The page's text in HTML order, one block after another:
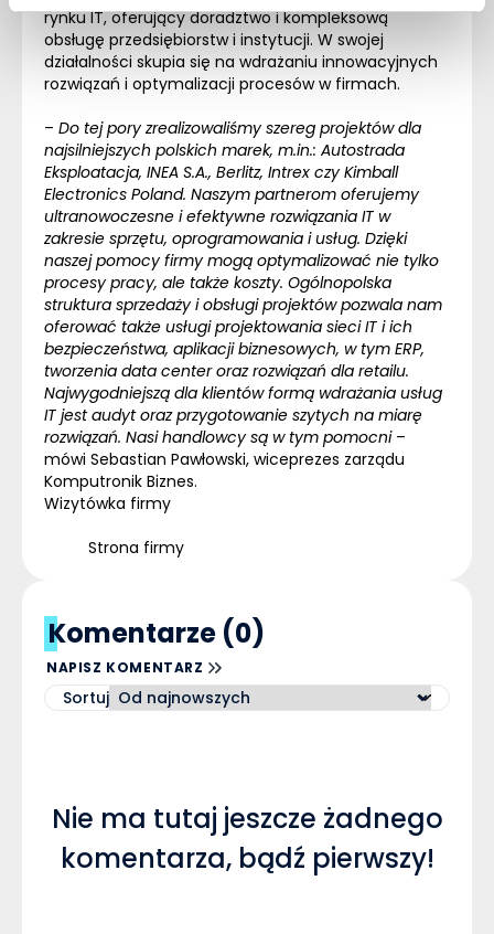
rynku IT, oferujący doradztwo i kompleksową
obsługę przedsiębiorstw i instytucji. W swojej
działalności skupia się na wdrażaniu innowacyjnych
rozwiązań i optymalizacji procesów w firmach.
– Do tej pory zrealizowaliśmy szereg projektów dla
najsilniejszych polskich marek, m.in.: Autostrada
Eksploatacja, INEA S.A., Berlitz, Intrex czy Kimball
Electronics Poland. Naszym partnerom oferujemy
ultranowoczesne i efektywne rozwiązania IT w
zakresie sprzętu, oprogramowania i usług. Dzięki
naszej pomocy firmy mogą optymalizować nie tylko
procesy pracy, ale także koszty. Ogólnopolska
struktura sprzedaży i obsługi projektów pozwala nam
oferować także usługi projektowania sieci IT i ich
bezpieczeństwa, aplikacji biznesowych, w tym ERP,
tworzenia data center oraz rozwiązań dla retailu.
Najwygodniejszą dla klientów formą wdrażania usług
IT jest audyt oraz przygotowanie szytych na miarę
rozwiązań. Nasi handlowcy są w tym pomocni–
mówi Sebastian Pawłowski, wiceprezes zarządu
Komputronik Biznes.
Wizytówka firmy
Strona firmy
Komentarze (0)
NAPISZ KOMENTARZ
Sortuj
Nie ma tutaj jeszcze żadnego
komentarza, bądź pierwszy!